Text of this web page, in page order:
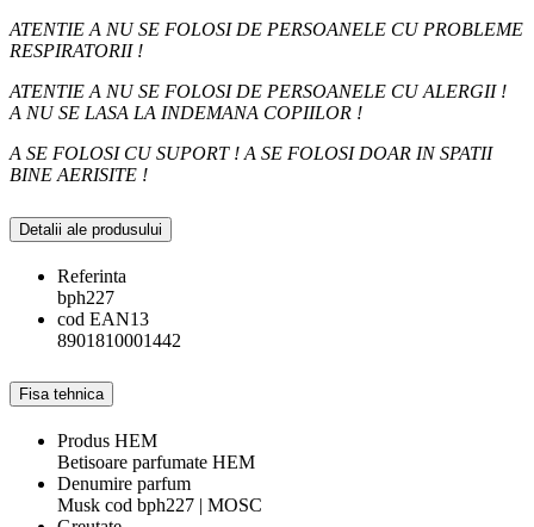
ATENTIE A NU SE FOLOSI DE PERSOANELE CU PROBLEME
RESPIRATORII !
ATENTIE A NU SE FOLOSI DE PERSOANELE CU ALERGII !
A NU SE LASA LA INDEMANA COPIILOR !
A SE FOLOSI CU SUPORT ! A SE FOLOSI DOAR IN SPATII
BINE AERISITE !
Detalii ale produsului
Referinta
bph227
cod EAN13
8901810001442
Fisa tehnica
Produs HEM
Betisoare parfumate HEM
Denumire parfum
Musk cod bph227 | MOSC